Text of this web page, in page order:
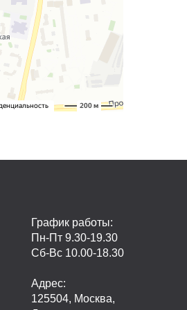
График работы:
Пн-Пт 9.30-19.30
Сб-Вс 10.00-18.30
Адрес:
125504, Москва,